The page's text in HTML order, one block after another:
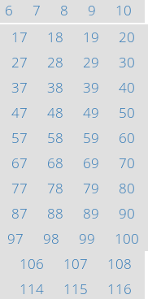
6 7 8 9
10
17 18 19
20
27 28 29
30
37 38 39
40
47 48 49
50
57 58 59
60
67 68 69
70
77 78 79
80
87 88 89
90
97 98 99
100
106 107
108
114 115
116